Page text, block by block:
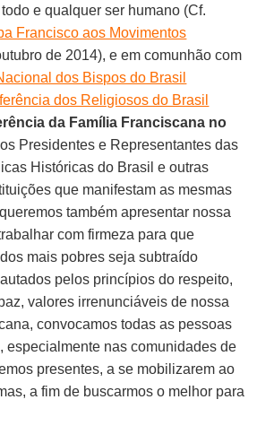
e qualquer ser humano (Cf.
Francisco aos Movimentos
de 2014), e em comunhão com
dos Bispos do Brasil
dos Religiosos do Brasil
da Família Franciscana no
Presidentes e Representantes das
Históricas do Brasil e outras
que manifestam as mesmas
também apresentar nossa
com firmeza para que
mais pobres seja subtraído
pelos princípios do respeito,
valores irrenunciáveis de nossa
convocamos todas as pessoas
especialmente nas comunidades de
presentes, a se mobilizarem ao
a fim de buscarmos o melhor para